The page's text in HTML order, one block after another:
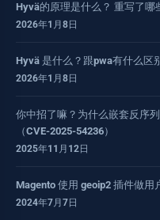
Hyvä的原理是什么？ 重写了哪
2026年1月8日
Hyvä 是什么？跟pwa有什么区
2026年1月8日
你中招了嘛？为什么嵌套反序
（CVE-2025-54236）
2025年11月12日
Magento 使用 geoip2 插件做用
2024年7月7日